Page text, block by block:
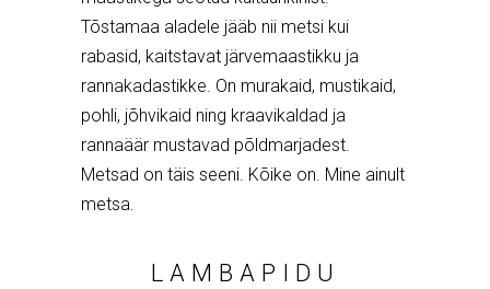
Tõstamaa aladele jääb nii metsi kui
rabasid, kaitstavat järvemaastikku ja
rannakadastikke. On murakaid, mustikaid,
pohli, jõhvikaid ning kraavikaldad ja
rannaäär mustavad põldmarjadest.
Metsad on täis seeni. Kõike on. Mine ainult
metsa.
LAMBAPIDU